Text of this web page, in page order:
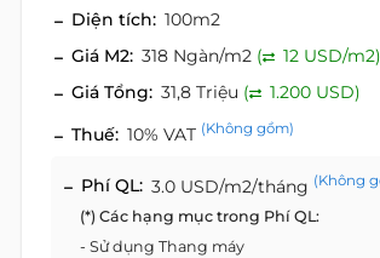
Diện tích: 100m2
Giá M2: 318 Ngàn/m2 (
12 USD/m2)
Giá Tổng: 31,8 Triệu (
1.200 USD)
Thuế: 10% VAT (Không gồm)
Phí QL: 3.0 USD/m2/tháng (Không
(*) Các hạng mục trong Phí QL:
- Sử dụng Thang máy